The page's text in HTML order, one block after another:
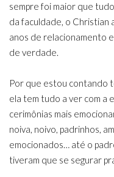
sempre foi maior que
da faculdade, o Christian
anos de relacionamento
de verdade.
Por que estou contando
ela tem tudo a ver com a
cerimônias mais
noiva, noivo, padrinhos,
emocionados… até o
tiveram que se segurar